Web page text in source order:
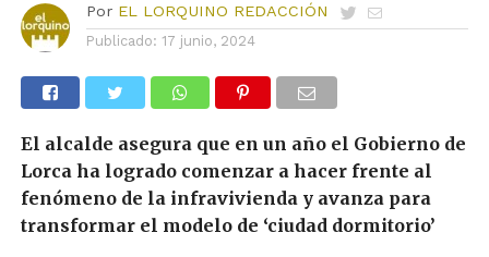
Por EL LORQUINO REDACCIÓN
Publicado: 17 junio, 2024
El alcalde asegura que en un año el Gobierno de
Lorca ha logrado comenzar a hacer frente al
fenómeno de la infravivienda y avanza para
transformar el modelo de ‘ciudad dormitorio’